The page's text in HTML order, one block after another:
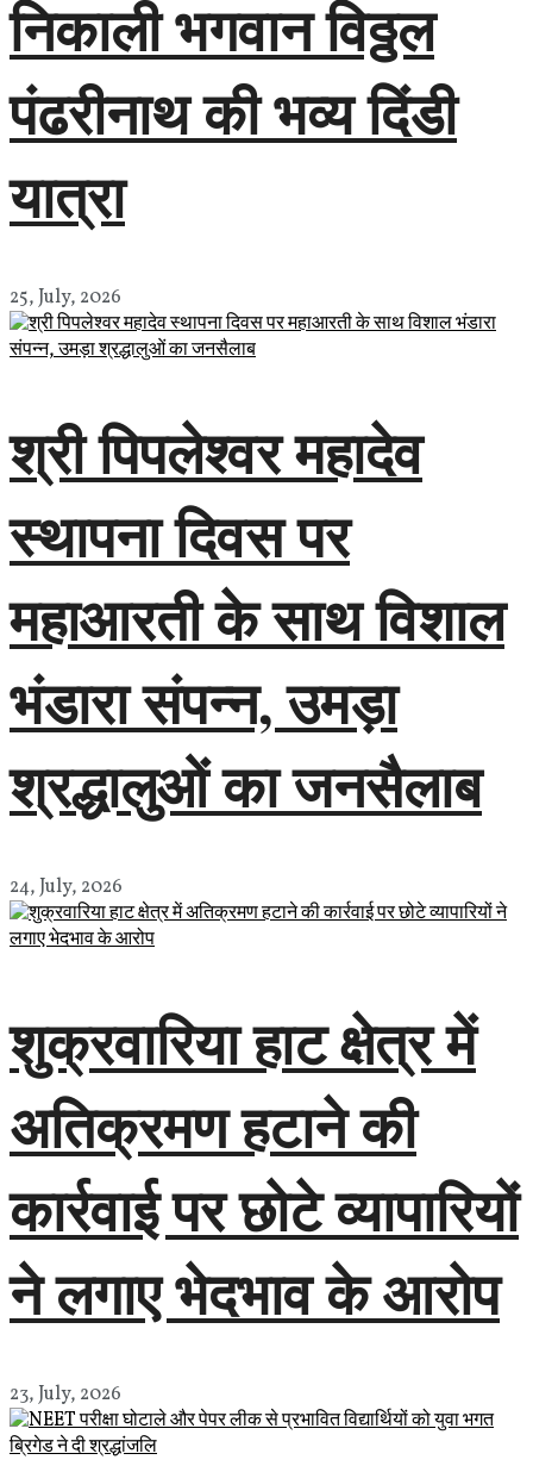
निकाली भगवान विठ्ठल
पंढरीनाथ की भव्य दिंडी
यात्रा
25, July, 2026
श्री पिपलेश्वर महादेव
स्थापना दिवस पर
महाआरती के साथ विशाल
भंडारा संपन्न, उमड़ा
श्रद्धालुओं का जनसैलाब
24, July, 2026
शुक्रवारिया हाट क्षेत्र में
अतिक्रमण हटाने की
कार्रवाई पर छोटे व्यापारियों
ने लगाए भेदभाव के आरोप
23, July, 2026